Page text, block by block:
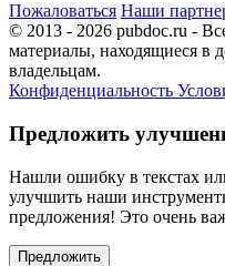
Пожаловаться Наши
© 2013 - 2026 pubdoc.ru -
материалы, находящиеся в
владельцам.
Конфиденциальность
Предложить
Нашли ошибку в текстах
улучшить наши
предложения! Это очень
Предложить